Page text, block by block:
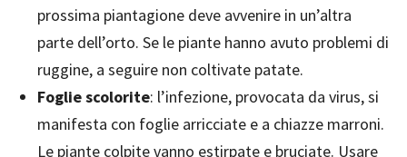
prossima piantagione deve avvenire in un’altra
parte dell’orto. Se le piante hanno avuto problemi di
ruggine, a seguire non coltivate patate.
Foglie scolorite: l’infezione, provocata da virus, si
manifesta con foglie arricciate e a chiazze marroni.
Le piante colpite vanno estirpate e bruciate. Usare